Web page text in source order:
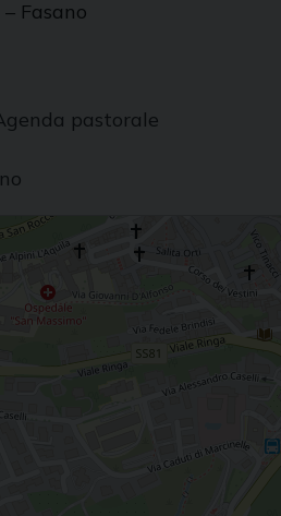
Fasano
pastorale